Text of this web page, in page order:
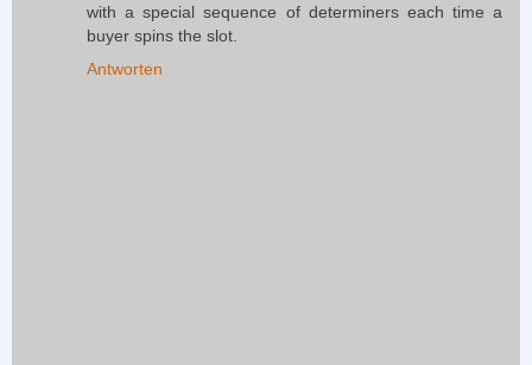
with a special sequence of determiners each time a
buyer spins the slot.
Antworten